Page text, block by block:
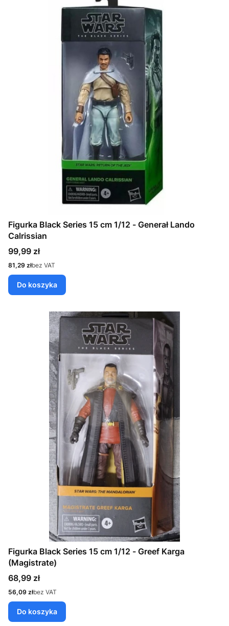
Figurka Black Series 15 cm 1/12 - Generał Lando
Calrissian
Cena
99,99 zł
Cena
81,29 złbez VAT
Do koszyka
Figurka Black Series 15 cm 1/12 - Greef Karga
(Magistrate)
Cena
68,99 zł
Cena
56,09 złbez VAT
Do koszyka